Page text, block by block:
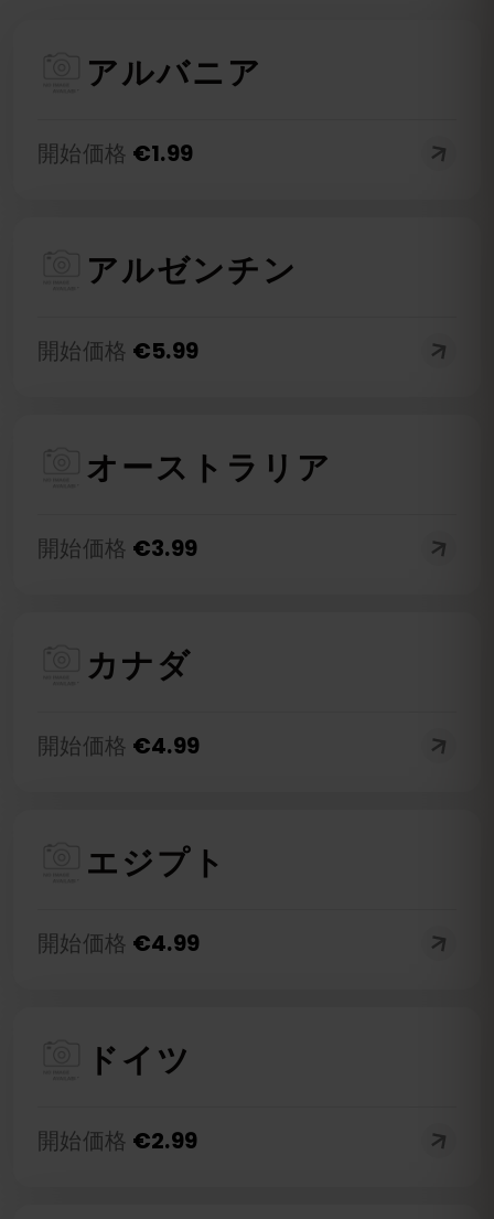
アルバニア
開始価格 €1.99
アルゼンチン
開始価格 €5.99
オーストラリア
開始価格 €3.99
カナダ
開始価格 €4.99
エジプト
開始価格 €4.99
ドイツ
開始価格 €2.99